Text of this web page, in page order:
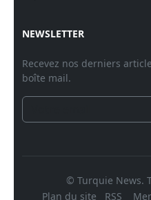
NEWSLETTER
Recevez nos derniers
boîte mail.
© Turquie News.
Plan du site
RSS